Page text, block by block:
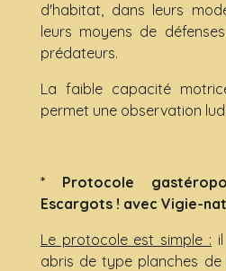
d'habitat, dans leurs
leurs moyens de
prédateurs.
La faible capacité
permet une observation
* Protocole
Escargots ! avec Vigie-
Le protocole est simple :
abris de type planches